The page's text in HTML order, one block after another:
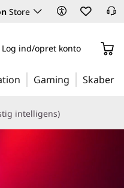
Store
Log ind/opret konto
Gaming Skaber
intelligens)